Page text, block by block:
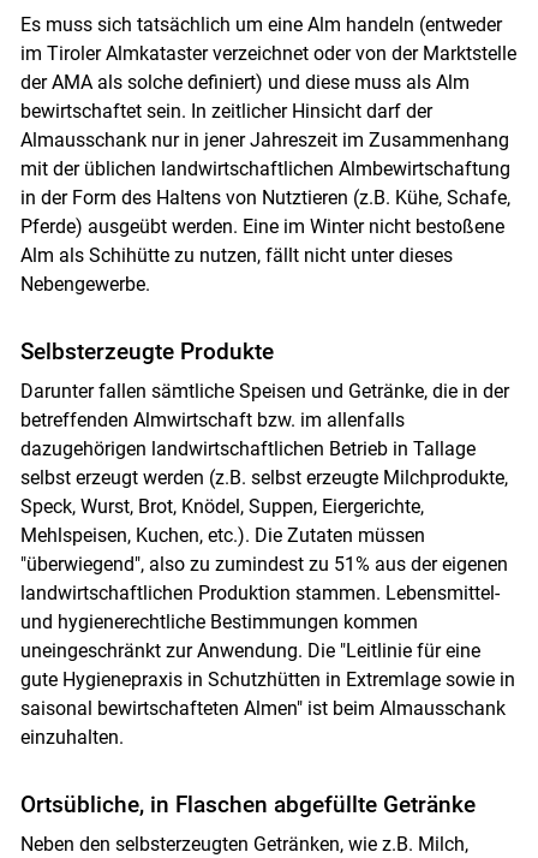
Skip to main content
Es muss sich tatsächlich um eine Alm handeln (entweder
im Tiroler Almkataster verzeichnet oder von der Marktstelle
der AMA als solche definiert) und diese muss als Alm
bewirtschaftet sein. In zeitlicher Hinsicht darf der
Almausschank nur in jener Jahreszeit im Zusammenhang
mit der üblichen landwirtschaftlichen Almbewirtschaftung
in der Form des Haltens von Nutztieren (z.B. Kühe, Schafe,
Pferde) ausgeübt werden. Eine im Winter nicht bestoßene
Alm als Schihütte zu nutzen, fällt nicht unter dieses
Nebengewerbe.
Selbsterzeugte Produkte
Darunter fallen sämtliche Speisen und Getränke, die in der
betreffenden Almwirtschaft bzw. im allenfalls
dazugehörigen landwirtschaftlichen Betrieb in Tallage
selbst erzeugt werden (z.B. selbst erzeugte Milchprodukte,
Speck, Wurst, Brot, Knödel, Suppen, Eiergerichte,
Mehlspeisen, Kuchen, etc.). Die Zutaten müssen
"überwiegend", also zu zumindest zu 51% aus der eigenen
landwirtschaftlichen Produktion stammen. Lebensmittel-
und hygienerechtliche Bestimmungen kommen
uneingeschränkt zur Anwendung. Die "Leitlinie für eine
gute Hygienepraxis in Schutzhütten in Extremlage sowie in
saisonal bewirtschafteten Almen" ist beim Almausschank
einzuhalten.
Ortsübliche, in Flaschen abgefüllte Getränke
Neben den selbsterzeugten Getränken, wie z.B. Milch,